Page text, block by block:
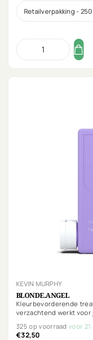
KEVIN MURPHY
BLONDE.ANGEL
Kleurbevorderende
verzachtend werkt
325 op voorraadvoor
€32,50